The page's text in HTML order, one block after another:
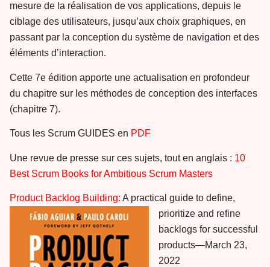
mesure de la réalisation de vos applications, depuis le
ciblage des utilisateurs, jusqu’aux choix graphiques, en
passant par la conception du système de navigation et des
éléments d’interaction.
Cette 7e édition apporte une actualisation en profondeur
du chapitre sur les méthodes de conception des interfaces
(chapitre 7).
Tous les Scrum GUIDES en PDF
Une revue de presse sur ces sujets, tout en anglais : 10
Best Scrum Books for Ambitious Scrum Masters
Product Backlog Building: A practical guide to define,
prioritize and refine
backlogs for successful
products—March 23,
2022